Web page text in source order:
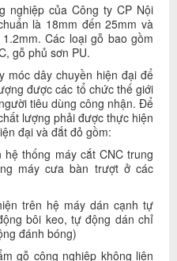
nghiệp của Công ty CP Nội
là 18mm đến 25mm và
Các loại gỗ bao gồm
gỗ phủ sơn PU.
móc dây chuyền hiện đại để
được các tổ chức thế giới
tiêu dùng công nhận. Để
lượng phải được thực hiện
đại và đắt đỏ gồm:
thống máy cắt CNC trung
máy cưa bàn trượt ở các
trên hệ máy dán cạnh tự
bôi keo, tự động dán chỉ
đánh bóng)
gỗ công nghiệp không liên